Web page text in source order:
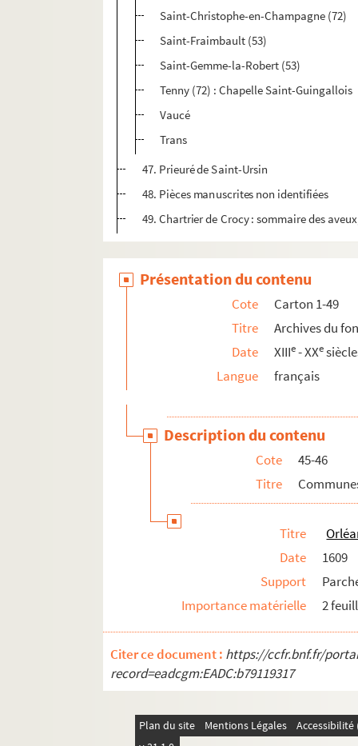
Saint-Christophe-en-Champagne (72)
Saint-Fraimbault (53)
Saint-Gemme-la-Robert (53)
Tenny (72) : Chapelle Saint-Guingallois
Vaucé
Trans
47. Prieuré de Saint-Ursin
48. Pièces manuscrites non identifiées
49. Chartrier de Crocy : sommaire des
Présentation du contenu
Cote
Carton 1-49
Titre
Archives du
Date
XIIIe- XXe
Langue
français
Description du contenu
Cote
45-46
Titre
Titre
Date
1609
Support
Importance matérielle
2
Citer ce document : https://ccfr.bnf.fr/
record=eadcgm:EADC:b79119317
Plan du site Mentions Légales